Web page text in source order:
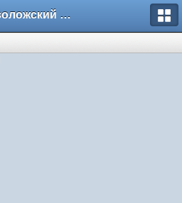
Всеволожский форум